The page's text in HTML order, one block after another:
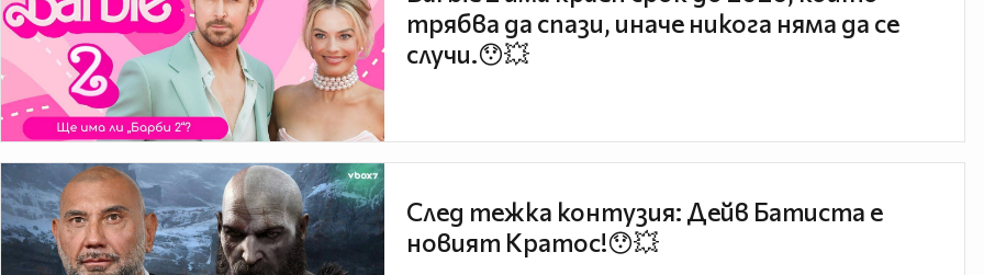
трябва да спази, иначе никога няма да се
случи.😯💥
След тежка контузия: Дейв Батиста е
новият Кратос!😯💥